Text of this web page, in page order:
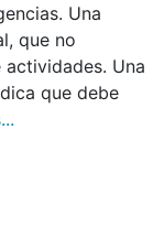
Una
que no
Una
que debe